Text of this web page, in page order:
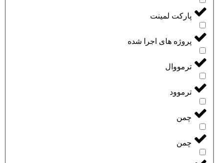
پارکت لمینت
پروژه های اجرا شده
ترمووال
ترموود
چمن
چمن